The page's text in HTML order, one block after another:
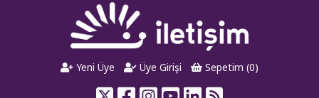
Yeni Üye Üye Girişi Sepetim (0)